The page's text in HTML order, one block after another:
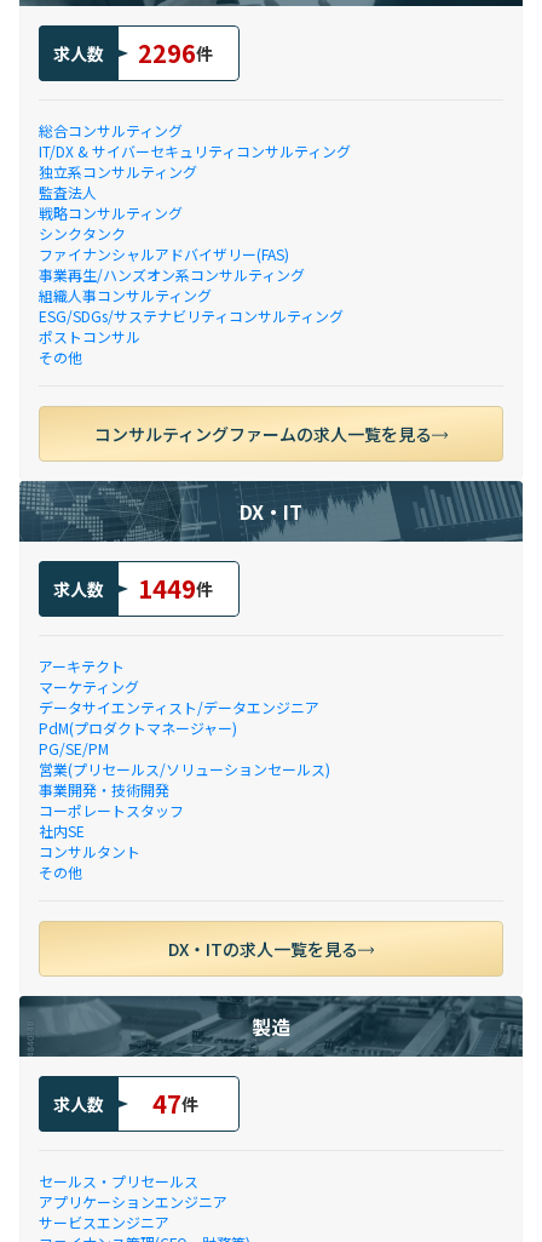
求人数 2296件
総合コンサルティング
IT/DX & サイバーセキュリティコンサルティング
独立系コンサルティング
監査法人
戦略コンサルティング
シンクタンク
ファイナンシャルアドバイザリー(FAS)
事業再生/ハンズオン系コンサルティング
組織人事コンサルティング
ESG/SDGs/サステナビリティコンサルティング
ポストコンサル
その他
コンサルティングファームの求人一覧を見る
DX・IT
求人数 1449件
アーキテクト
マーケティング
データサイエンティスト/データエンジニア
PdM(プロダクトマネージャー)
PG/SE/PM
営業(プリセールス/ソリューションセールス)
事業開発・技術開発
コーポレートスタッフ
社内SE
コンサルタント
その他
DX・ITの求人一覧を見る
製造
求人数 47件
セールス・プリセールス
アプリケーションエンジニア
サービスエンジニア